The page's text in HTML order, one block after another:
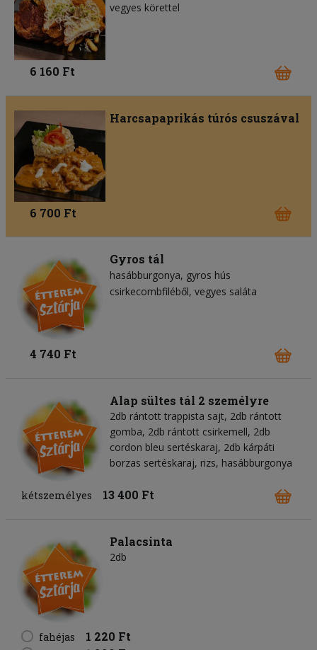
vegyes körettel
6 160 Ft
Harcsapaprikás túrós csuszával
6 700 Ft
Gyros tál
hasábburgonya gyros hús
csirkecombfiléből vegyes saláta
4 740 Ft
Alap sültes tál 2 személyre
2db rántott trappista sajt, 2db rántott
gomba, 2db rántott csirkemell, 2db
cordon bleu sertéskaraj, 2db kárpáti
borzas sertéskaraj, rizs, hasábburgonya
kétszemélyes 13 400 Ft
Palacsinta
2db
fahéjas 1 220 Ft